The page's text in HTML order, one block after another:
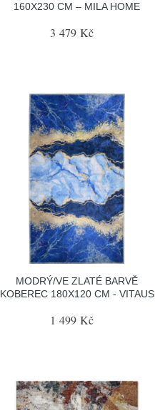
160X230 CM – MILA HOME
3 479 Kč
MODRÝ/VE ZLATÉ BARVĚ
KOBEREC 180X120 CM - VITAUS
1 499 Kč